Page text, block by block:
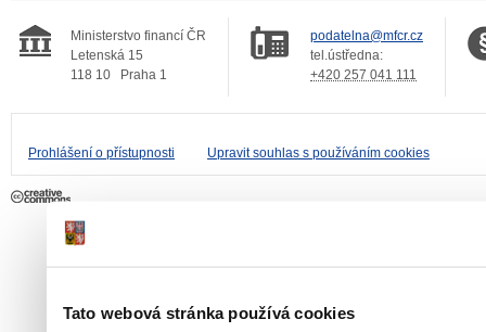
Tato webová stránka používá cookies
Ministerstvo financí ČR
Letenská 15
118 10
Praha 1
podatelna@mfcr.cz
tel.ústředna:
+420 257 041 111
Prohlášení o přístupnosti Upravit souhlas s používáním cookies